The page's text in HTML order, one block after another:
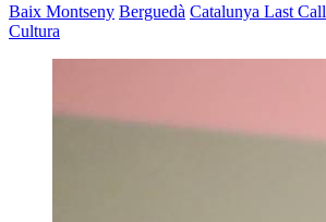
Baix Montseny Berguedà Catalunya Last Call
Cultura